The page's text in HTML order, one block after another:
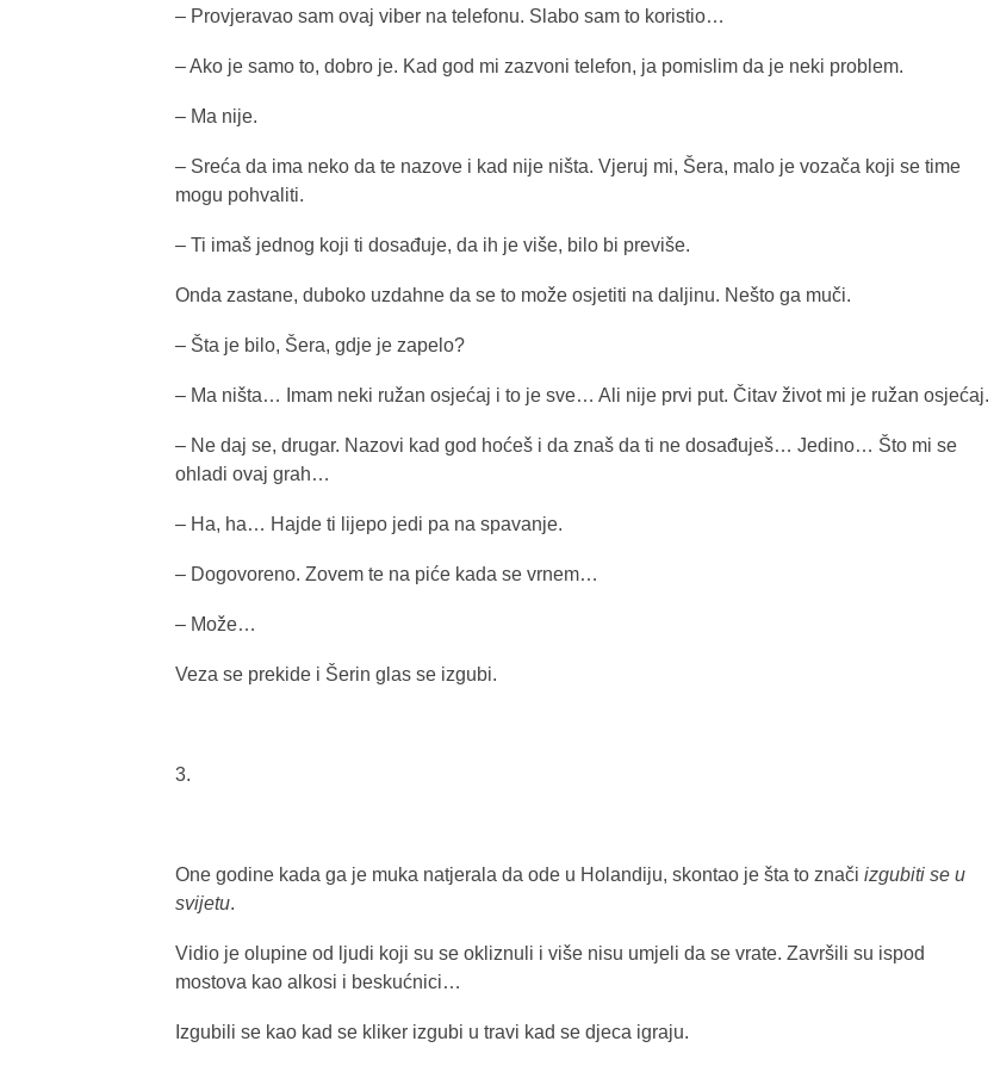
– Provjeravao sam ovaj viber na telefonu. Slabo sam to koristio…
– Ako je samo to, dobro je. Kad god mi zazvoni telefon, ja pomislim da je neki problem.
– Ma nije.
– Sreća da ima neko da te nazove i kad nije ništa. Vjeruj mi, Šera, malo je vozača koji se time
mogu pohvaliti.
– Ti imaš jednog koji ti dosađuje, da ih je više, bilo bi previše.
Onda zastane, duboko uzdahne da se to može osjetiti na daljinu. Nešto ga muči.
– Šta je bilo, Šera, gdje je zapelo?
– Ma ništa… Imam neki ružan osjećaj i to je sve… Ali nije prvi put. Čitav život mi je ružan osjećaj.
– Ne daj se, drugar. Nazovi kad god hoćeš i da znaš da ti ne dosađuješ… Jedino… Što mi se
ohladi ovaj grah…
– Ha, ha… Hajde ti lijepo jedi pa na spavanje.
– Dogovoreno. Zovem te na piće kada se vrnem…
– Može…
Veza se prekide i Šerin glas se izgubi.
3.
One godine kada ga je muka natjerala da ode u Holandiju, skontao je šta to znači izgubiti se u
svijetu.
Vidio je olupine od ljudi koji su se okliznuli i više nisu umjeli da se vrate. Završili su ispod
mostova kao alkosi i beskućnici…
Izgubili se kao kad se kliker izgubi u travi kad se djeca igraju.